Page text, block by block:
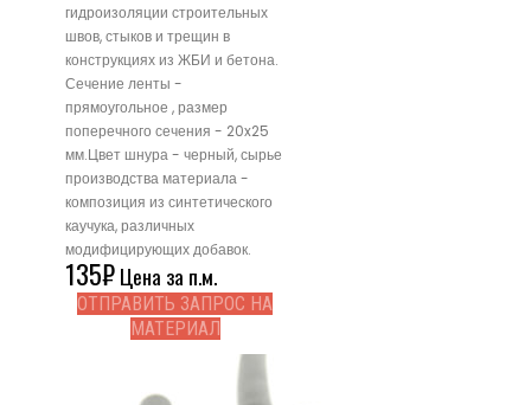
гидроизоляции строительных
швов, стыков и трещин в
конструкциях из ЖБИ и бетона.
Сечение ленты -
прямоугольное , размер
поперечного сечения - 20x25
мм.Цвет шнура - черный, сырье
производства материала -
композиция из синтетического
каучука, различных
модифицирующих добавок.
135₽Цена за п.м.
ОТПРАВИТЬ ЗАПРОС НА
МАТЕРИАЛ